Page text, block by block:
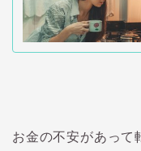
お金の不安があって